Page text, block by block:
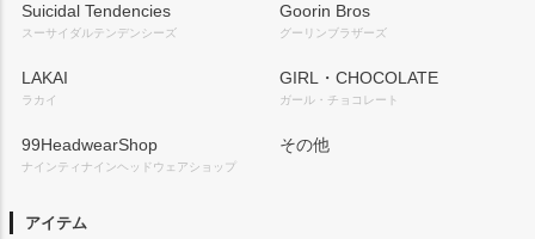
Suicidal Tendencies
スーサイダルテンデンシーズ
Goorin Bros
グーリンブラザーズ
LAKAI
ラカイ
GIRL・CHOCOLATE
ガール・チョコレート
99HeadwearShop
ナインティナインヘッドウェアショップ
その他
アイテム